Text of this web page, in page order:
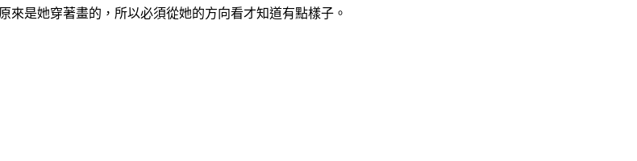
來是她穿著畫的，所以必須從她的方向看才知道有點樣子 。